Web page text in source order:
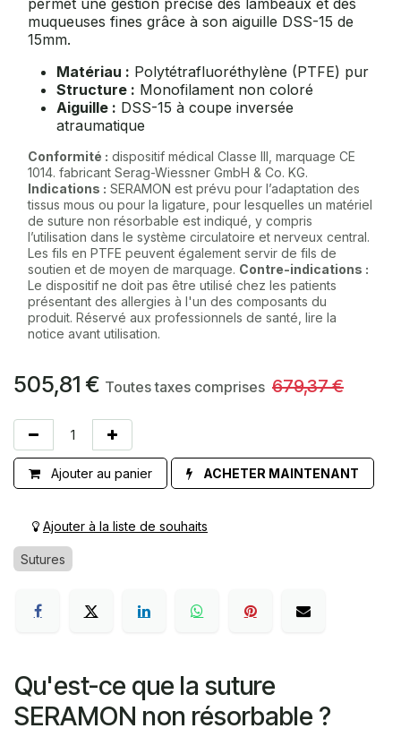
permet une gestion précise des lambeaux et des
muqueuses fines grâce à son aiguille DSS-15 de
15mm.
Matériau : Polytétrafluoréthylène (PTFE) pur
Structure : Monofilament non coloré
Aiguille : DSS-15 à coupe inversée
atraumatique
Conformité : dispositif médical Classe III, marquage CE
1014. fabricant Serag-Wiessner GmbH & Co. KG.
Indications : SERAMON est prévu pour l’adaptation des
tissus mous ou pour la ligature, pour lesquelles un matériel
de suture non résorbable est indiqué, y compris
l’utilisation dans le système circulatoire et nerveux central.
Les fils en PTFE peuvent également servir de fils de
soutien et de moyen de marquage. Contre-indications :
Le dispositif ne doit pas être utilisé chez les patients
présentant des allergies à l'un des composants du
produit. Réservé aux professionnels de santé, lire la
notice avant utilisation.
505,81 € Toutes taxes comprises 679,37€
Ajouter au panier ACHETER MAINTENANT
Ajouter à la liste de souhaits
Sutures
Qu'est-ce que la suture
SERAMON non résorbable ?